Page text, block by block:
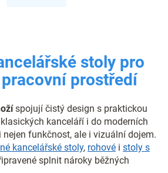
p
r
v
y
v
ý
p
i
s
stoly pro
prostředí
spojují čistý design s praktickou
kanceláří i do moderních
nejen funkčnost, ale i vizuální dojem.
kancelářské stoly, rohové i stoly s
splnit nároky běžných